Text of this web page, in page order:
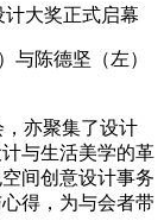
与陈德坚（左）
，亦聚集了设计
与生活美学的革
间创意设计事务
得，为与会者带